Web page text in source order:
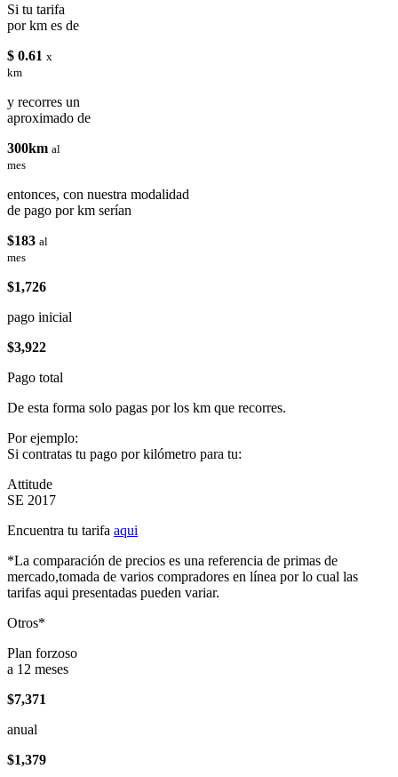
Si tu tarifa
por km es de
$ 0.61 x
km
y recorres un
aproximado de
300km al
mes
entonces, con nuestra modalidad
de pago por km serían
$183 al
mes
$1,726
pago inicial
$3,922
Pago total
De esta forma solo pagas por los km que recorres.
Por ejemplo:
Si contratas tu pago por kilómetro para tu:
Attitude
SE 2017
Encuentra tu tarifa aqui
*La comparación de precios es una referencia de primas de
mercado,tomada de varios compradores en línea por lo cual las
tarifas aqui presentadas pueden variar.
Otros*
Plan forzoso
a 12 meses
$7,371
anual
$1,379